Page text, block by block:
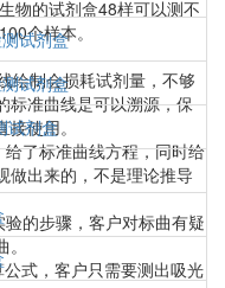
物的试剂盒48样可以测不
个样本。
绘制会损耗试剂量，不够
标准曲线是可以溯源，保
使用。
了标准曲线方程，同时给
做出来的，不是理论推导
的步骤，客户对标曲有疑
式，客户只需要测出吸光
试剂盒
试剂盒
试剂盒